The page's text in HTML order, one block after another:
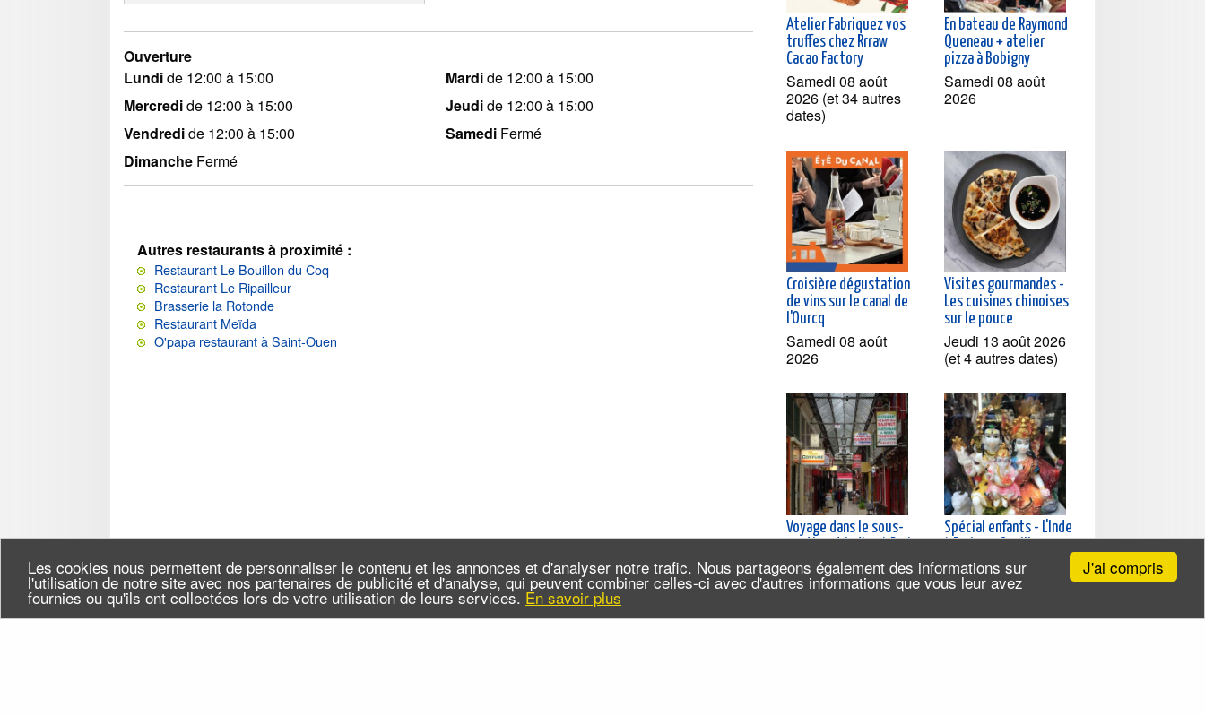
J'ai compris
Les cookies nous permettent de personnaliser le contenu et les annonces et d'analyser notre trafic. Nous partageons également des informations sur
l'utilisation de notre site avec nos partenaires de publicité et d'analyse, qui peuvent combiner celles-ci avec d'autres informations que vous leur avez
fournies ou qu'ils ont collectées lors de votre utilisation de leurs services. En savoir plus
Ouverture
Lundide 12:00 à 15:00 Mardide 12:00 à 15:00
Mercredide 12:00 à 15:00 Jeudide 12:00 à 15:00
Vendredide 12:00 à 15:00 SamediFermé
Dimanche Fermé
Autres restaurants à proximité :
Restaurant Le Bouillon du Coq
Restaurant Le Ripailleur
Brasserie la Rotonde
Restaurant Meïda
O'papa restaurant à Saint-Ouen
Atelier Fabriquez vos
truffes chez Rrraw
Cacao Factory
Samedi 08 août
2026 (et 34 autres
dates)
En bateau de Raymond
Queneau + atelier
pizza à Bobigny
Samedi 08 août
2026
Croisière dégustation
de vins sur le canal de
l'Ourcq
Samedi 08 août
2026
Visites gourmandes -
Les cuisines chinoises
sur le pouce
Jeudi 13 août 2026
(et 4 autres dates)
Voyage dans le sous-
Mercredi 19 août
2026 (et 6 autres
Spécial enfants - L'Inde
Mercredi 19 août
2026 (et 2 autres